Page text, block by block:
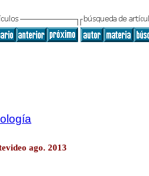
ago. 2013